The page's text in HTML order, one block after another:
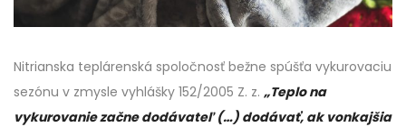
Nitrianska teplárenská spoločnosť bežne spúšťa vykurovaciu
sezónu v zmysle vyhlášky 152/2005 Z. z. „Teplo na
vykurovanie začne dodávateľ (…) dodávať, ak vonkajšia